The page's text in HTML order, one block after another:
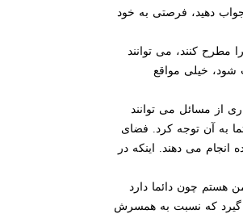
جواب دهید، فرصتی به خود
مطرح کنند، می توانند
شود، خیلی مواقع
از مسائل می توانند
به آن توجه کرد. فضای
انجام می دهند. اینکه در
هستم چون دائما دارد
گیرد که نسبت به همسرش